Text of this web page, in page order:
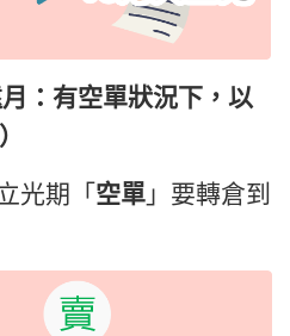
： 有空單狀況下，以
光期「 空單 」要轉倉到